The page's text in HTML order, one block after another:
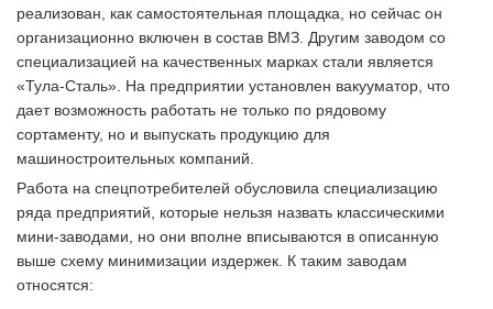
реализован, как самостоятельная площадка, но сейчас он
организационно включен в состав ВМЗ. Другим заводом со
специализацией на качественных марках стали является
«Тула-Сталь». На предприятии установлен вакууматор, что
дает возможность работать не только по рядовому
сортаменту, но и выпускать продукцию для
машиностроительных компаний.
Работа на спецпотребителей обусловила специализацию
ряда предприятий, которые нельзя назвать классическими
мини-заводами, но они вполне вписываются в описанную
выше схему минимизации издержек. К таким заводам
относятся: